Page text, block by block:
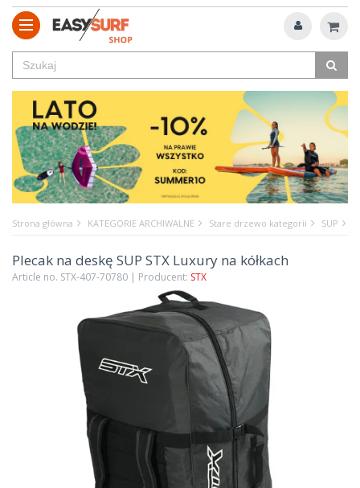
Strona główna KATEGORIE ARCHIWALNE Stare drzewo kategorii SUP
Plecak na deskę SUP STX Luxury na kółkach
Article no. STX-407-70780 | Producent: STX